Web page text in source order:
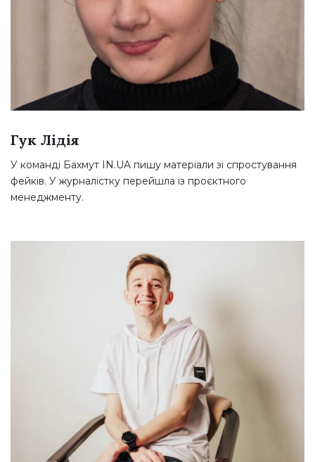
Гук Лідія
У команді Бахмут IN.UA пишу матеріали зі спростування
фейків. У журналістку перейшла із проєктного
менеджменту.